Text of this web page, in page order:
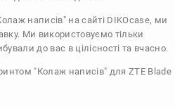
написів" на сайті DIKOcase, ми
Ми використовуємо тільки
до вас в цілісності та вчасно.
"Колаж написів" для ZTE Blade